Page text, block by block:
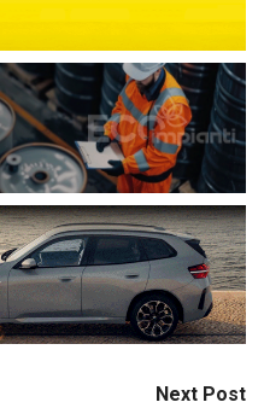
Next Post